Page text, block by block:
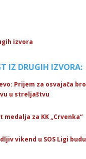
izvora
IZ DRUGIH IZVORA:
Prijem za osvajača
u streljaštvu
medalja za KK „Crvenka“
vikend u SOS Ligi